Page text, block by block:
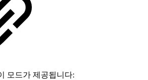
모드가 제공됩니다: